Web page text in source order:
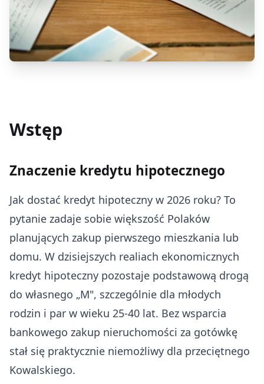
Wstęp
Znaczenie kredytu hipotecznego
Jak dostać kredyt hipoteczny w 2026 roku? To
pytanie zadaje sobie większość Polaków
planujących zakup pierwszego mieszkania lub
domu. W dzisiejszych realiach ekonomicznych
kredyt hipoteczny pozostaje podstawową drogą
do własnego „M", szczególnie dla młodych
rodzin i par w wieku 25-40 lat. Bez wsparcia
bankowego zakup nieruchomości za gotówkę
stał się praktycznie niemożliwy dla przeciętnego
Kowalskiego.